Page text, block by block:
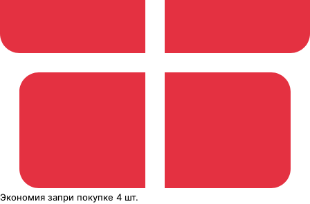
Экономия запри покупке 4 шт.